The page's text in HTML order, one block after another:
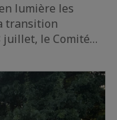
lumière les
transition
juillet, le Comité…